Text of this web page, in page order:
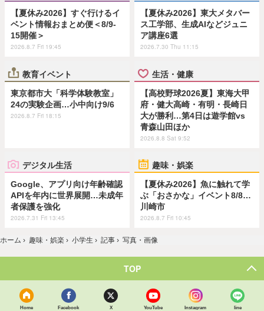
【夏休み2026】すぐ行けるイ
ベント情報おまとめ便＜8/9-
15開催＞
2026.8.7 Fri 19:45
【夏休み2026】東大メタバー
ス工学部、生成AIなどジュニ
ア講座6選
2026.7.30 Thu 11:15
教育イベント
東京都市大「科学体験教室」
24の実験企画…小中向け9/6
2026.8.7 Fri 18:15
生活・健康
【高校野球2026夏】東海大甲
府・健大高崎・有明・長崎日
大が勝利…第4日は遊学館vs
青森山田ほか
2026.8.8 Sat 9:52
デジタル生活
Google、アプリ向け年齢確認
APIを年内に世界展開…未成年
者保護を強化
2026.7.31 Fri 13:45
趣味・娯楽
【夏休み2026】魚に触れて学
ぶ「おさかな」イベント8/8…
川崎市
2026.8.7 Fri 10:45
ホーム › 趣味・娯楽 › 小学生 › 記事 › 写真・画像
TOP
Home Facebook X YouTube Instagram line